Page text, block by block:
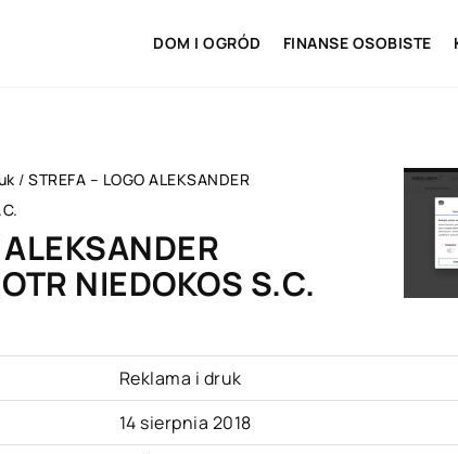
DOM I OGRÓD FINANSE OSOBISTE
/ STREFA – LOGO ALEKSANDER
NIEDOKOS S.C.
Reklama i druk
14 sierpnia 2018